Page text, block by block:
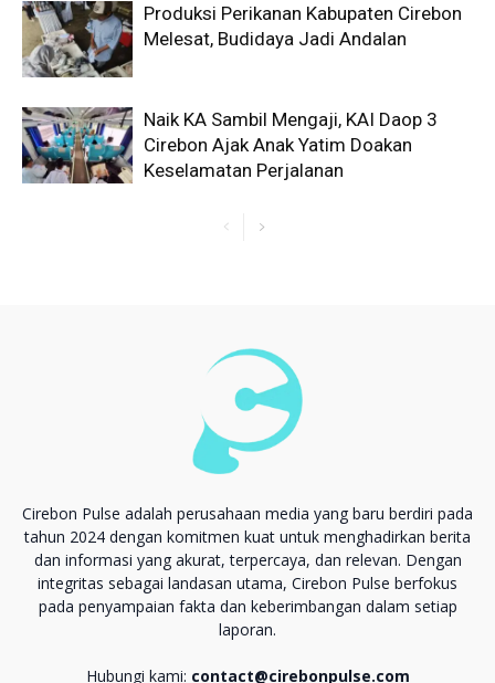
Produksi Perikanan Kabupaten Cirebon
Melesat, Budidaya Jadi Andalan
Naik KA Sambil Mengaji, KAI Daop 3
Cirebon Ajak Anak Yatim Doakan
Keselamatan Perjalanan
Cirebon Pulse adalah perusahaan media yang baru berdiri pada
tahun 2024 dengan komitmen kuat untuk menghadirkan berita
dan informasi yang akurat, terpercaya, dan relevan. Dengan
integritas sebagai landasan utama, Cirebon Pulse berfokus
pada penyampaian fakta dan keberimbangan dalam setiap
laporan.
Hubungi kami: contact@cirebonpulse.com